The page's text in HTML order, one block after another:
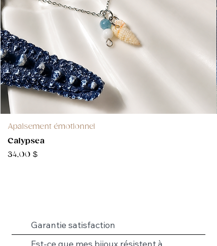
Apaisement émotionnel
Calypsea
Prix
34,00 $
Garantie satisfaction